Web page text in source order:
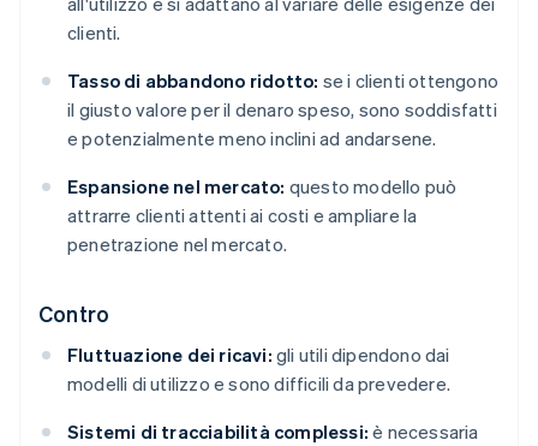
clienti.
Tasso di abbandono ridotto: se i clienti ottengono
il giusto valore per il denaro speso, sono soddisfatti
e potenzialmente meno inclini ad andarsene.
Espansione nel mercato: questo modello può
attrarre clienti attenti ai costi e ampliare la
penetrazione nel mercato.
Contro
Fluttuazione dei ricavi: gli utili dipendono dai
modelli di utilizzo e sono difficili da prevedere.
Sistemi di tracciabilità complessi: è necessaria